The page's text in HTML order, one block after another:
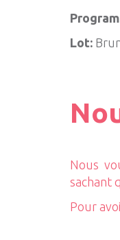
Lot:
Nous
sachant
Pour